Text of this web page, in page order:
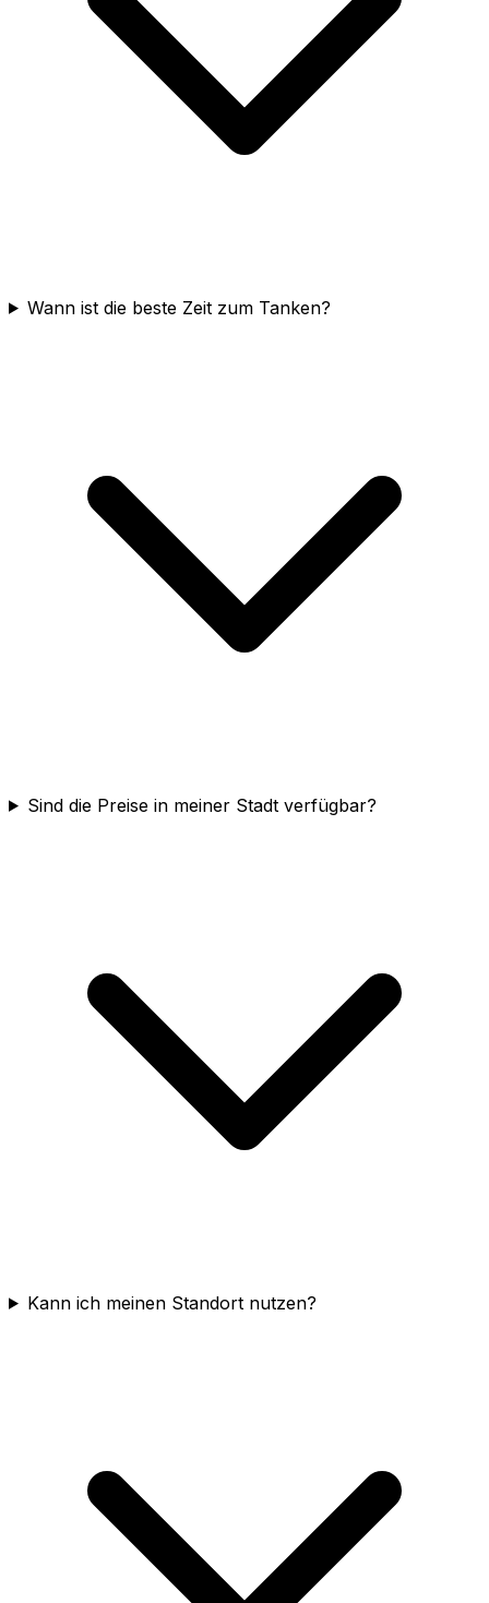
Wann ist die beste Zeit zum Tanken?
Sind die Preise in meiner Stadt verfügbar?
Kann ich meinen Standort nutzen?